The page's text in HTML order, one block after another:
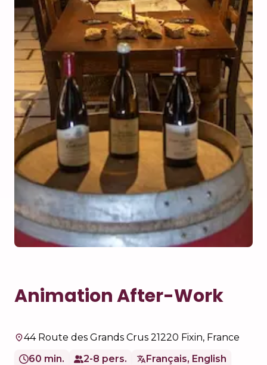
Animation After-Work
44 Route des Grands Crus 21220 Fixin, France
60 min.
2-8 pers. Français, English